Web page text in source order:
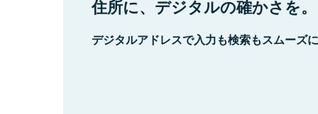
住所に、デジタルの確かさを。
デジタルアドレスで入力も検索もスムーズ